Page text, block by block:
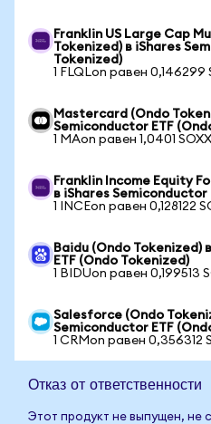
Franklin US Large Cap
Tokenized) в iShares
Tokenized)
1 FLQLon равен 0,146299
Mastercard (Ondo
Semiconductor ETF
1 MAon равен 1,0401
Franklin Income Equity
в iShares Semiconductor
1 INCEon равен 0,128122
Baidu (Ondo Tokenized)
ETF (Ondo Tokenized)
1 BIDUon равен 0,199513
Salesforce (Ondo
Semiconductor ETF
1 CRMon равен 0,356312
Отказ от ответственности
Этот продукт не выпущен, не